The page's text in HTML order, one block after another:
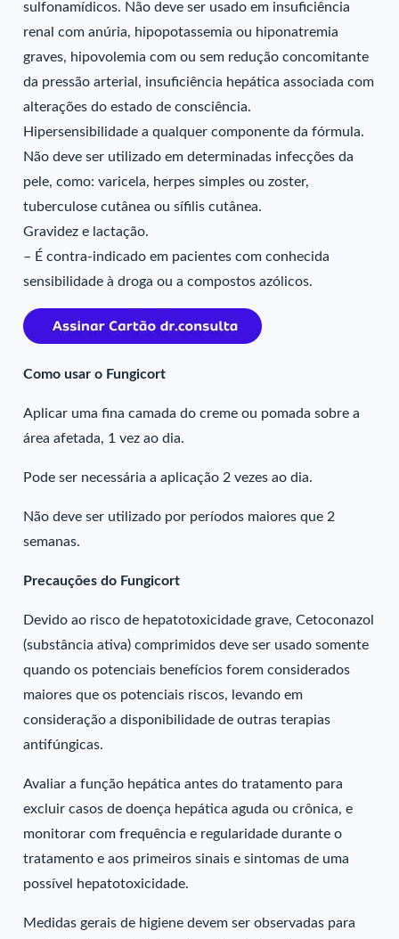
sulfonamídicos. Não deve ser usado em insuficiência
renal com anúria, hipopotassemia ou hiponatremia
graves, hipovolemia com ou sem redução concomitante
da pressão arterial, insuficiência hepática associada com
alterações do estado de consciência.
Hipersensibilidade a qualquer componente da fórmula.
Não deve ser utilizado em determinadas infecções da
pele, como: varicela, herpes simples ou zoster,
tuberculose cutânea ou sífilis cutânea.
Gravidez e lactação.
– É contra-indicado em pacientes com conhecida
sensibilidade à droga ou a compostos azólicos.
Como usar o Fungicort
Aplicar uma fina camada do creme ou pomada sobre a
área afetada, 1 vez ao dia.
Pode ser necessária a aplicação 2 vezes ao dia.
Não deve ser utilizado por períodos maiores que 2
semanas.
Precauções do Fungicort
Devido ao risco de hepatotoxicidade grave, Cetoconazol
(substância ativa) comprimidos deve ser usado somente
quando os potenciais benefícios forem considerados
maiores que os potenciais riscos, levando em
consideração a disponibilidade de outras terapias
antifúngicas.
Avaliar a função hepática antes do tratamento para
excluir casos de doença hepática aguda ou crônica, e
monitorar com frequência e regularidade durante o
tratamento e aos primeiros sinais e sintomas de uma
possível hepatotoxicidade.
Medidas gerais de higiene devem ser observadas para